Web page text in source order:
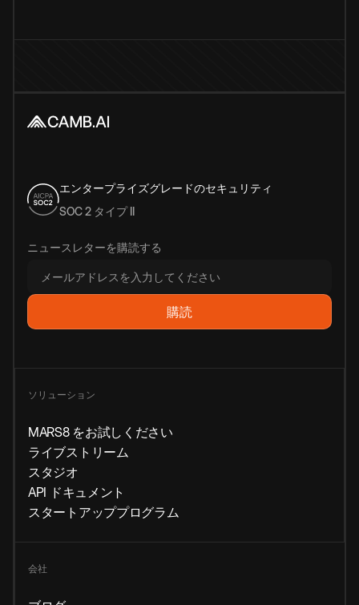
エンタープライズグレードのセキュリティ
SOC 2 タイプ II
ニュースレターを購読する
ソリューション
MARS8 をお試しください
ライブストリーム
スタジオ
API ドキュメント
スタートアッププログラム
会社